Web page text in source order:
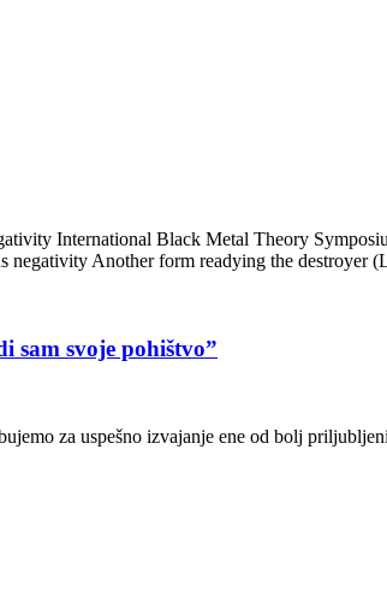
International Black Metal Theory
negativity Another form readying the
sam svoje pohištvo”
za uspešno izvajanje ene od bolj